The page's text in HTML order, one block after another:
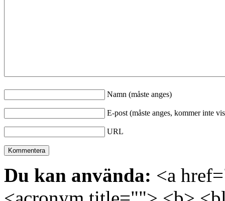
Namn (måste anges)
E-post (måste anges, kommer inte
URL
Du kan använda: <a